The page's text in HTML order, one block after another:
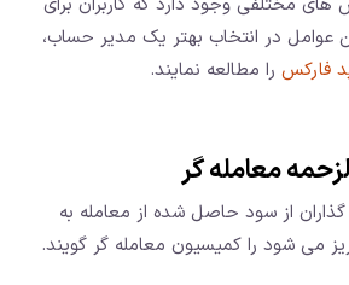
عوامل در انتخاب بهتر یک مدیر حساب،
فارکس را مطالعه نمایند.
معامله گر
از سود حاصل شده از معامله به
می شود را کمیسیون معامله گر گویند.